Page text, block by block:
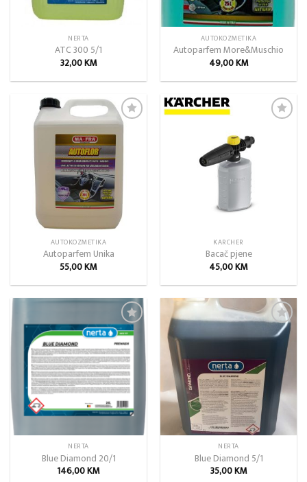
NERTA
ATC 300 5/1
32,00KM
AUTOKOZMETIKA
Autoparfem More&Muschio
49,00KM
Add to
wishlist
AUTOKOZMETIKA
Autoparfem Unika
55,00KM
KARCHER
Bacač pjene
45,00KM
Add to
wishlist
NERTA
Blue Diamond 20/1
146,00KM
Add to
wishlist
NERTA
Blue Diamond 5/1
35,00KM